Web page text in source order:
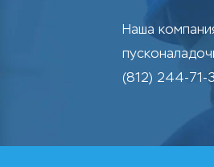
Наша
(812) 244-71-